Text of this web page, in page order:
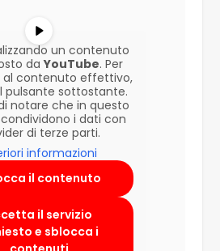
un contenuto
daYouTube. Per
al contenuto effettivo,
pulsante sottostante.
notare che in questo
i dati con
di terze parti.
informazioni
il contenuto
il servizio
e sblocca i